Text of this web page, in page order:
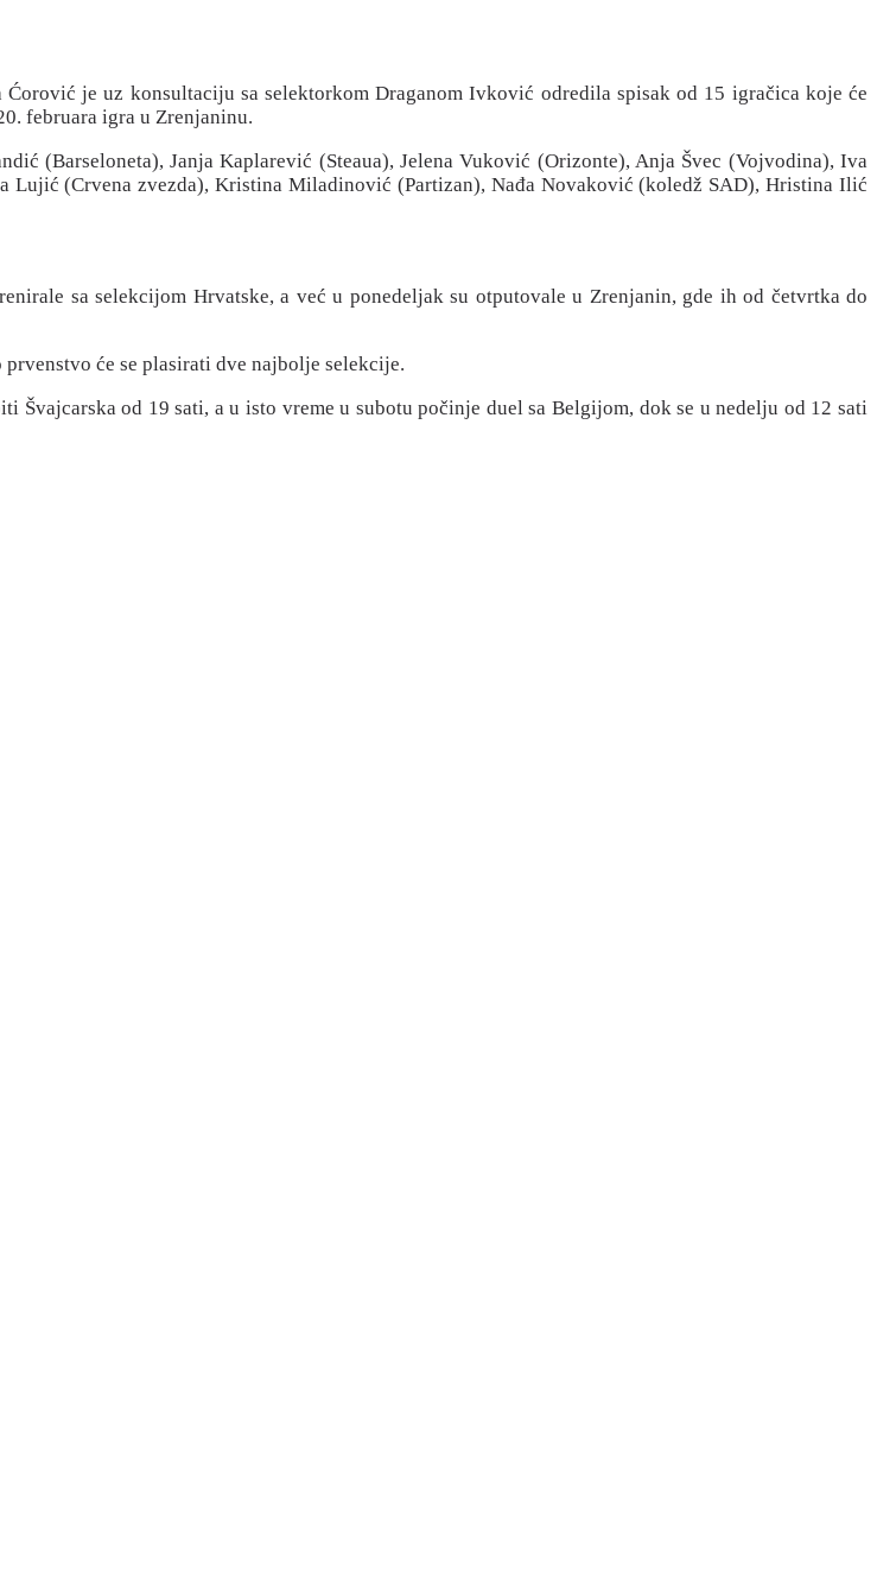
je uz konsultaciju sa selektorkom Draganom Ivković odredila spisak od 15 igračica koje će
februara igra u Zrenjaninu.
(Barseloneta), Janja Kaplarević (Steaua), Jelena Vuković (Orizonte), Anja Švec (Vojvodina), Iva
Lujić (Crvena zvezda), Kristina Miladinović (Partizan), Nađa Novaković (koledž SAD), Hristina Ilić
sa selekcijom Hrvatske, a već u ponedeljak su otputovale u Zrenjanin, gde ih od četvrtka do
će se plasirati dve najbolje selekcije.
od 19 sati, a u isto vreme u subotu počinje duel sa Belgijom, dok se u nedelju od 12 sati